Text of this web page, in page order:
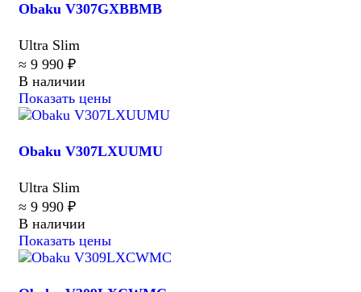
Obaku V307GXBBMB
Ultra Slim
≈ 9 990 ₽
В наличии
Показать цены
Obaku V307LXUUMU
Ultra Slim
≈ 9 990 ₽
В наличии
Показать цены